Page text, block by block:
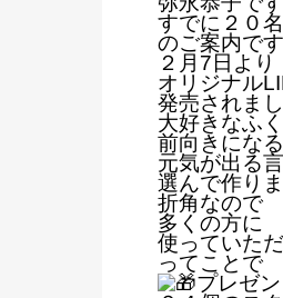
すでに２０
のご案内です
２月7日より
オリジナル
発売されま
大好きなふ
前向きにな
元気が出る
選んで作り
折角なので
多くの方に
使っていた
ってことで
プレゼ